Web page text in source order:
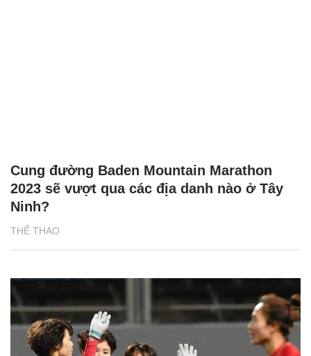
THỂ THAO
Cung đường Baden Mountain Marathon
2023 sẽ vượt qua các địa danh nào ở Tây
Ninh?